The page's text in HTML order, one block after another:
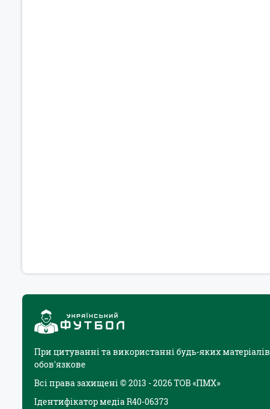
При цитуванні та використанні будь-яких
обов'язкове
Всі права захищені © 2013 - 2026 ТОВ «ПМХ»
Ідентифікатор медіа R40-06373